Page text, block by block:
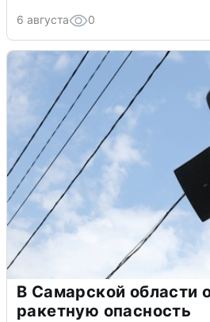
6 августа 0
В Самарской области
ракетную опасность